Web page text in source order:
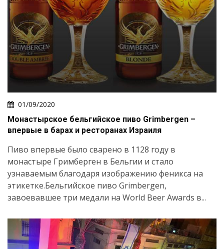
01/09/2020
Монастырское бельгийское пиво Grimbergen –
впервые в барах и ресторанах Израиля
Пиво впервые было сварено в 1128 году в
монастыре Гримберген в Бельгии и стало
узнаваемым благодаря изображению феникса на
этикетке.Бельгийское пиво Grimbergen,
завоевавшее три медали на World Beer Awards в...